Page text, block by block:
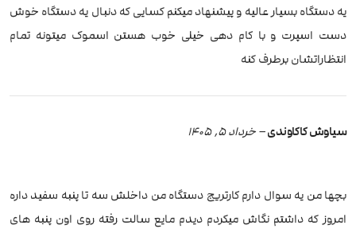
یه دستگاه بسیار عالیه و پیشنهاد میکنم کسایی که دنبال یه دستگاه خوش
دست اسپرت و با کام دهی خیلی خوب هستن اسموک میتونه تمام
انتظاراتشان برطرف کنه
سیاوش کاکاوندی– خرداد 5, 1405
بچها من یه سوال دارم کارتریج دستگاه من داخلش سه تا پنبه سفید داره
امروز که داشتم نگاش میکردم دیدم مایع سالت رفته روی اون پنبه های